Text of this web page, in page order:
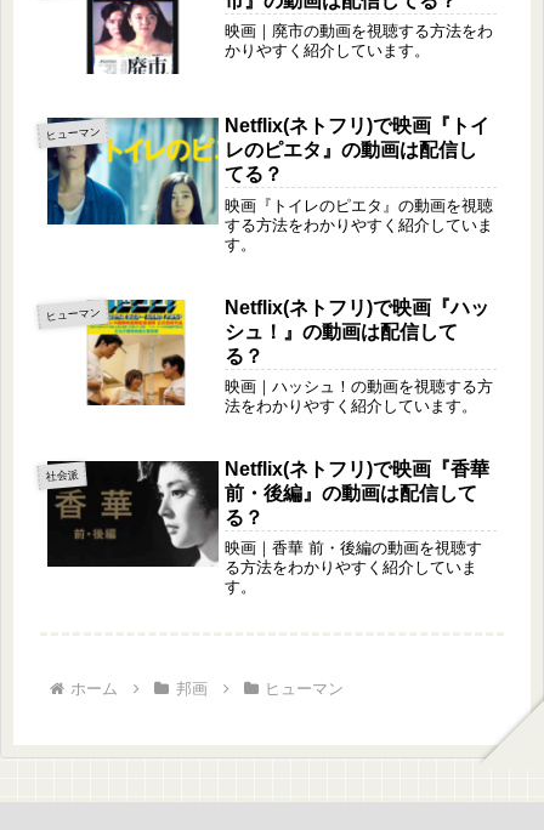
映画｜廃市の動画を視聴する方法をわ
かりやすく紹介しています。
ヒューマン
Netflix(ネトフリ)で映画『トイ
レのピエタ』の動画は配信し
てる？
映画『トイレのピエタ』の動画を視聴
する方法をわかりやすく紹介していま
す。
ヒューマン
Netflix(ネトフリ)で映画『ハッ
シュ！』の動画は配信して
る？
映画｜ハッシュ！の動画を視聴する方
法をわかりやすく紹介しています。
社会派
Netflix(ネトフリ)で映画『香華
前・後編』の動画は配信して
る？
映画｜香華 前・後編の動画を視聴す
る方法をわかりやすく紹介していま
す。
ホーム 邦画 ヒューマン